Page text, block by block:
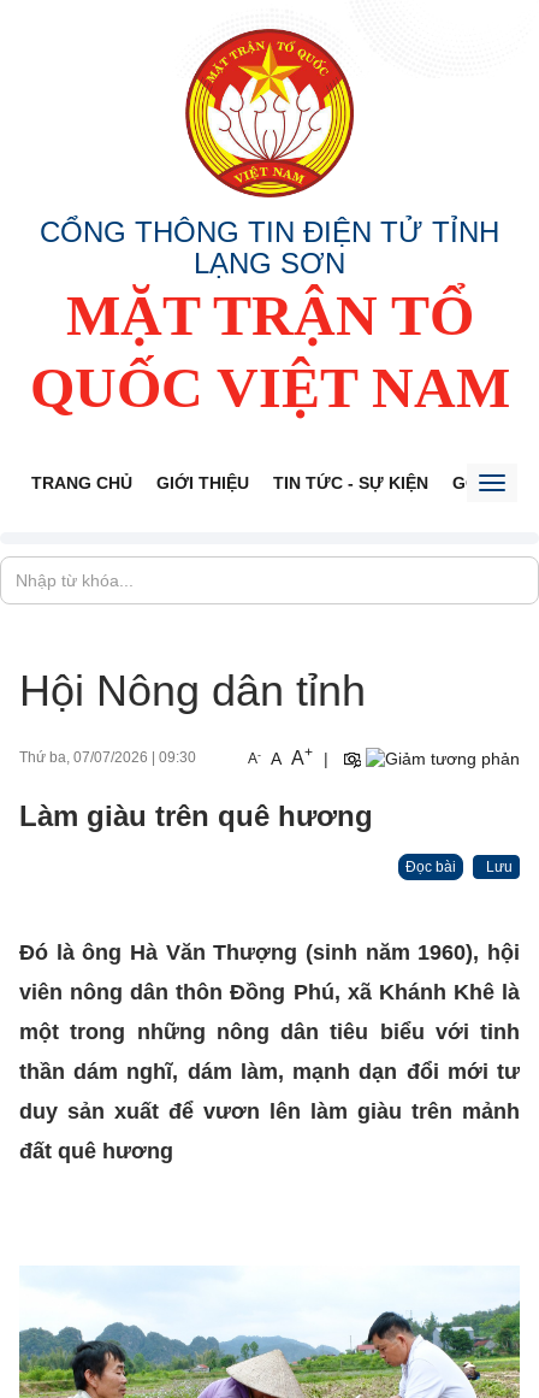
CỔNG THÔNG TIN ĐIỆN TỬ TỈNH
LẠNG SƠN
MẶT TRẬN TỔ
QUỐC VIỆT NAM
TRANG CHỦ GIỚI THIỆU TIN TỨC - SỰ KIỆN GÓP Ý
Hội Nông dân tỉnh
Thứ ba, 07/07/2026 09:30 A- A A+ |
Làm giàu trên quê hương
Đọc bài Lưu
Đó là ông Hà Văn Thượng (sinh năm 1960), hội
viên nông dân thôn Đồng Phú, xã Khánh Khê là
một trong những nông dân tiêu biểu với tinh
thần dám nghĩ, dám làm, mạnh dạn đổi mới tư
duy sản xuất để vươn lên làm giàu trên mảnh
đất quê hương